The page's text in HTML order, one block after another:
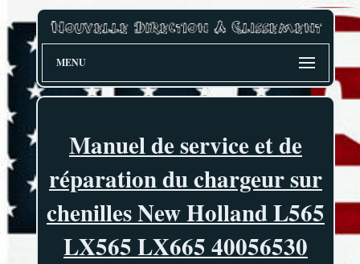
MENU
Manuel de service et de
réparation du chargeur sur
chenilles New Holland L565
LX565 LX665 40056530